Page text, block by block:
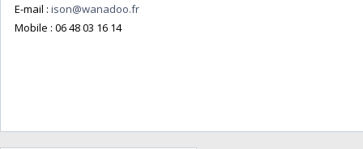
E-mail : ison@wanadoo.fr
Mobile : 06 48 03 16 14